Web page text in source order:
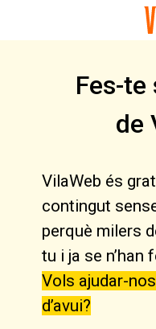
Fes-
de
VilaWeb és
contingut
perquè milers
tu i ja se
Vols ajudar-
d’avui?